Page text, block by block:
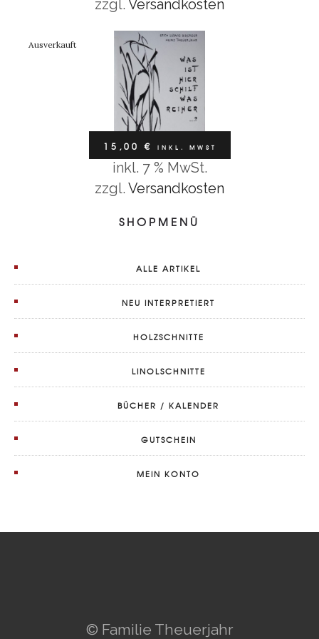
zzgl. Versandkosten
Weiterlesen
Ausverkauft
15,00€ inkl. MwSt
15,00€ INKL. MWST
inkl. 7 % MwSt.
zzgl. Versandkosten
SHOPMENÜ
ALLE ARTIKEL
NEU INTERPRETIERT
HOLZSCHNITTE
LINOLSCHNITTE
BÜCHER / KALENDER
GUTSCHEIN
MEIN KONTO
© Familie Theuerjahr